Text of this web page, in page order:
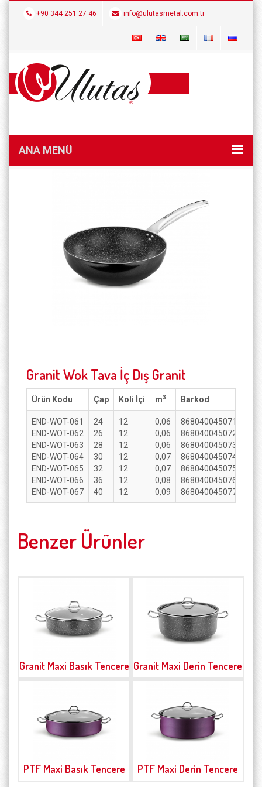
+90 344 251 27 46 info@ulutasmetal.com.tr
ANA MENÜ
Granit Wok Tava İç Dış Granit
Ürün Kodu Çap Koli İçi m3 Barkod
END-WOT-061
END-WOT-062
END-WOT-063
END-WOT-064
END-WOT-065
END-WOT-066
END-WOT-067
24
26
28
30
32
36
40
12
12
12
12
12
12
12
0,06
0,06
0,06
0,07
0,07
0,08
0,09
8680400450715
8680400450722
8680400450739
8680400450749
8680400450753
8680400450760
8680400450777
Benzer Ürünler
Granit Maxi Basık Tencere Granit Maxi Derin Tencere
PTF Maxi Basık Tencere PTF Maxi Derin Tencere